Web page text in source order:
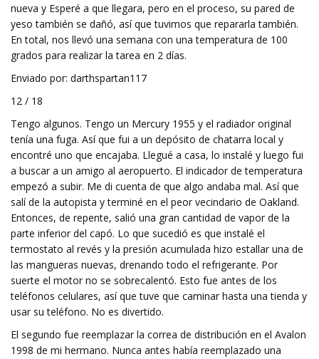
nueva y Esperé a que llegara, pero en el proceso, su pared de
yeso también se dañó, así que tuvimos que repararla también.
En total, nos llevó una semana con una temperatura de 100
grados para realizar la tarea en 2 días.
Enviado por: darthspartan117
12 / 18
Tengo algunos. Tengo un Mercury 1955 y el radiador original
tenía una fuga. Así que fui a un depósito de chatarra local y
encontré uno que encajaba. Llegué a casa, lo instalé y luego fui
a buscar a un amigo al aeropuerto. El indicador de temperatura
empezó a subir. Me di cuenta de que algo andaba mal. Así que
salí de la autopista y terminé en el peor vecindario de Oakland.
Entonces, de repente, salió una gran cantidad de vapor de la
parte inferior del capó. Lo que sucedió es que instalé el
termostato al revés y la presión acumulada hizo estallar una de
las mangueras nuevas, drenando todo el refrigerante. Por
suerte el motor no se sobrecalentó. Esto fue antes de los
teléfonos celulares, así que tuve que caminar hasta una tienda y
usar su teléfono. No es divertido.
El segundo fue reemplazar la correa de distribución en el Avalon
1998 de mi hermano. Nunca antes había reemplazado una